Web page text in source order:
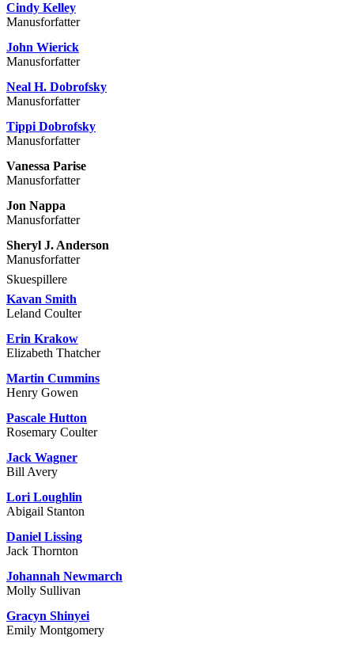
Cindy Kelley
Manusforfatter
John Wierick
Manusforfatter
Neal H. Dobrofsky
Manusforfatter
Tippi Dobrofsky
Manusforfatter
Vanessa Parise
Manusforfatter
Jon Nappa
Manusforfatter
Sheryl J. Anderson
Manusforfatter
Skuespillere
Kavan Smith
Leland Coulter
Erin Krakow
Elizabeth Thatcher
Martin Cummins
Henry Gowen
Pascale Hutton
Rosemary Coulter
Jack Wagner
Bill Avery
Lori Loughlin
Abigail Stanton
Daniel Lissing
Jack Thornton
Johannah Newmarch
Molly Sullivan
Gracyn Shinyei
Emily Montgomery